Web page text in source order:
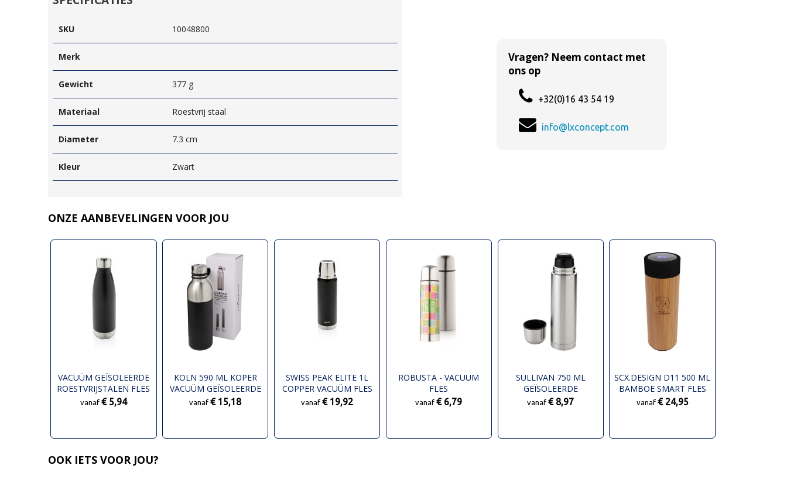
SKU 10048800
Merk
Gewicht 377 g
Materiaal Roestvrij staal
Diameter 7.3 cm
Kleur Zwart
Vragen? Neem contact met
ons op
+32(0)16 43 54 19
info@lxconcept.com
ONZE AANBEVELINGEN VOOR JOU
VACUÜM GEÏSOLEERDE
ROESTVRIJSTALEN FLES
vanaf € 5,94
KOLN 590 ML KOPER
VACUÜM GEÏSOLEERDE
DRINKFLES
vanaf€ 15,18
SWISS PEAK ELITE 1L
COPPER VACUÜM FLES
vanaf€ 19,92
ROBUSTA - VACUUM
FLES
vanaf€ 6,79
SULLIVAN 750 ML
GEÏSOLEERDE
THERMOSFLES
vanaf€ 8,97
SCX.DESIGN D11 500 ML
BAMBOE SMART FLES
vanaf € 24,95
OOK IETS VOOR JOU?